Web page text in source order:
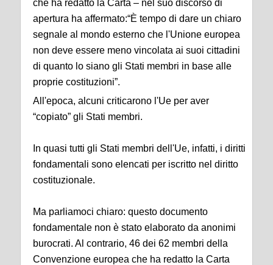
che ha redatto la Carta – nel suo discorso di
apertura ha affermato:“È tempo di dare un chiaro
segnale al mondo esterno che l'Unione europea
non deve essere meno vincolata ai suoi cittadini
di quanto lo siano gli Stati membri in base alle
proprie costituzioni”.
All'epoca, alcuni criticarono l'Ue per aver
“copiato” gli Stati membri.
In quasi tutti gli Stati membri dell'Ue, infatti, i diritti
fondamentali sono elencati per iscritto nel diritto
costituzionale.
Ma parliamoci chiaro: questo documento
fondamentale non è stato elaborato da anonimi
burocrati. Al contrario, 46 dei 62 membri della
Convenzione europea che ha redatto la Carta